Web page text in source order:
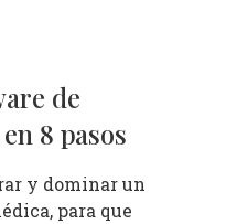
de
8 pasos
y dominar un
para que